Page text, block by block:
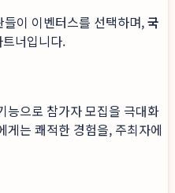
이 이벤터스를 선택하며,국
너입니다.
능으로 참가자 모집을 극대화
는 쾌적한 경험을, 주최자에